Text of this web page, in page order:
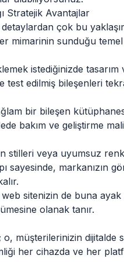
Stratejik Avantajlar
çok bu
mimarinin sunduğu
istediğinizde tasarım
test edilmiş bileşenleri
bir bileşen
bakım ve geliştirme
stilleri veya uyumsuz
sayesinde, markanızın
sitenizin de buna ayak
olanak tanır.
müşterilerinizin dijitalde
her cihazda ve her